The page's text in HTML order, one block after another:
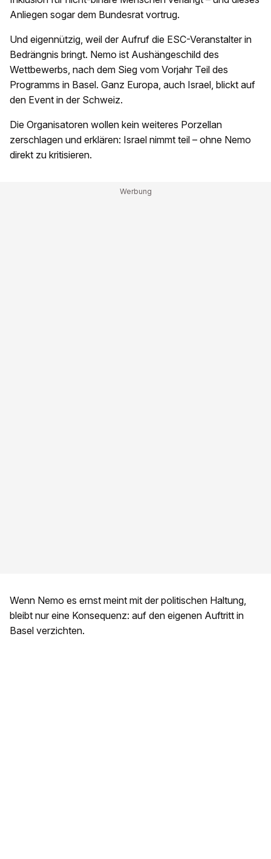
Anliegen sogar dem Bundesrat vortrug.
Und eigennützig, weil der Aufruf die ESC-Veranstalter in
Bedrängnis bringt. Nemo ist Aushängeschild des
Wettbewerbs, nach dem Sieg vom Vorjahr Teil des
Programms in Basel. Ganz Europa, auch Israel, blickt auf
den Event in der Schweiz.
Die Organisatoren wollen kein weiteres Porzellan
zerschlagen und erklären: Israel nimmt teil – ohne Nemo
direkt zu kritisieren.
Wenn Nemo es ernst meint mit der politischen Haltung,
bleibt nur eine Konsequenz: auf den eigenen Auftritt in
Basel verzichten.